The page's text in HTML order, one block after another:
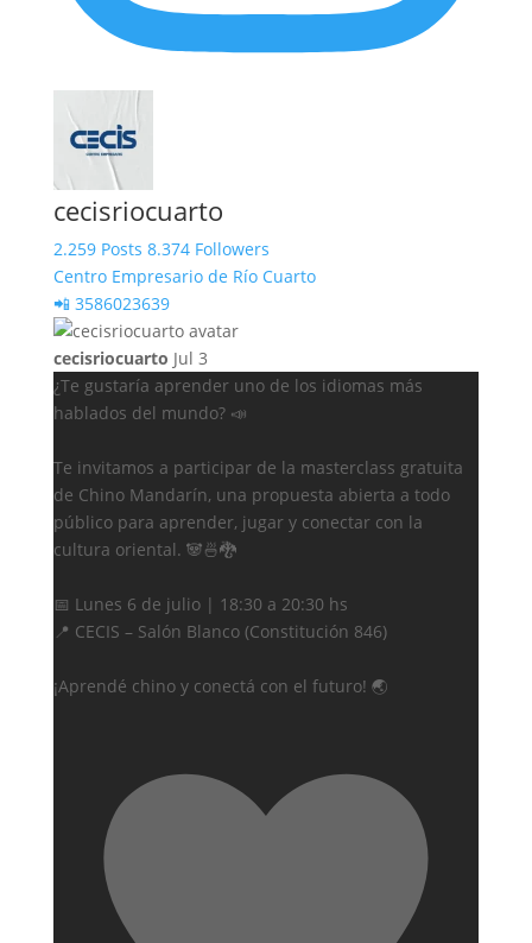
cecisriocuarto
2.259 Posts 8.374 Followers
Centro Empresario de Río Cuarto
📲 3586023639
cecisriocuarto Jul 3
¿Te gustaría aprender uno de los idiomas más
hablados del mundo? 📣
Te invitamos a participar de la masterclass gratuita
de Chino Mandarín, una propuesta abierta a todo
público para aprender, jugar y conectar con la
cultura oriental. 🐼🍜🐉
📅 Lunes 6 de julio | 18:30 a 20:30 hs
📍 CECIS – Salón Blanco (Constitución 846)
¡Aprendé chino y conectá con el futuro! 🌏